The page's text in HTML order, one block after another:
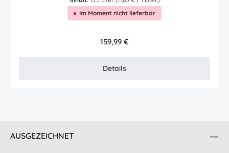
Im Moment nicht lieferbar
Regulärer Preis:
159,99 €
Details
AUSGEZEICHNET